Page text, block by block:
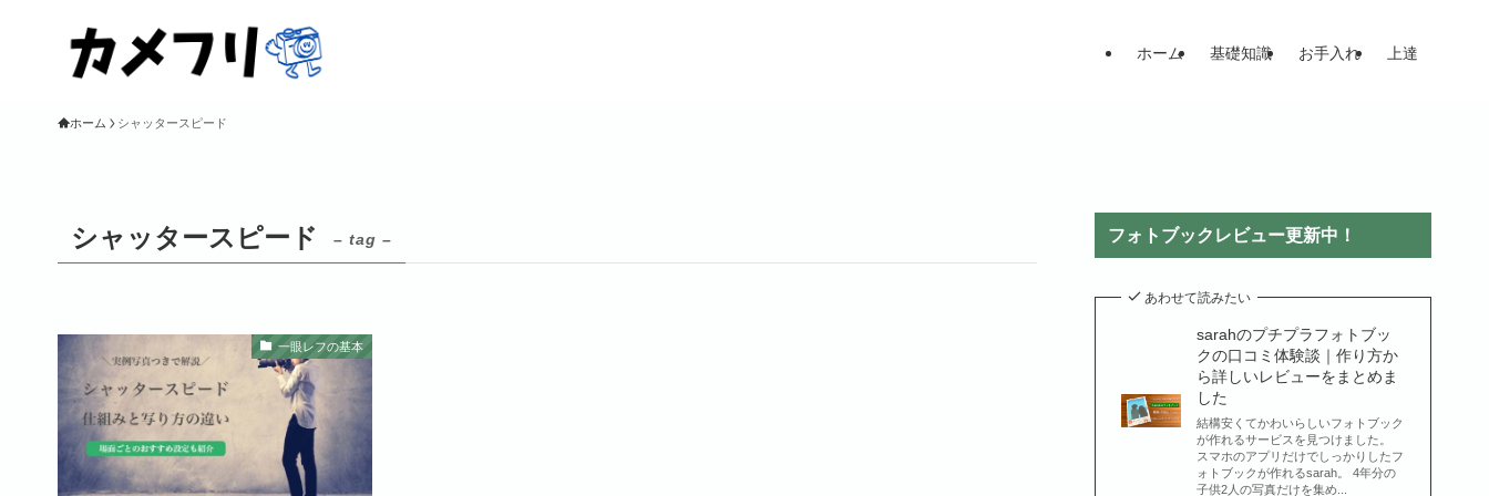
ホーム 基礎知識 お手入れ 上達
ホーム シャッタースピード
シャッタースピード – tag –
一眼レフの基本
フォトブックレビュー更新中！
あわせて読みたい
sarahのプチプラフォトブッ
クの口コミ体験談｜作り方か
ら詳しいレビューをまとめま
した
結構安くてかわいらしいフォトブック
が作れるサービスを見つけました。
スマホのアプリだけでしっかりしたフ
ォトブックが作れるsarah。 4年分の
子供2人の写真だけを集め...